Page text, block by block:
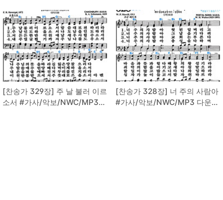
[찬송가 329장] 주 날 불러 이르
소서 #가사/악보/NWC/MP3
[찬송가 328장] 너 주의 사람아
#가사/악보/NWC/MP3 다운로